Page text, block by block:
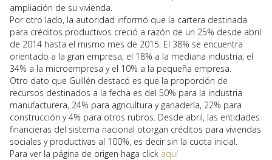
ampliación de su vivienda.
Por otro lado, la autoridad informó que la cartera destinada
para créditos productivos creció a razón de un 25% desde abril
de 2014 hasta el mismo mes de 2015. El 38% se encuentra
orientado a la gran empresa, el 18% a la mediana industria; el
34% a la microempresa y el 10% a la pequeña empresa.
Otro dato que Guillén destacó es que la proporción de
recursos destinados a la fecha es del 50% para la industria
manufacturera, 24% para agricultura y ganadería, 22% para
construcción y 4% para otros rubros. Desde abril, las entidades
financieras del sistema nacional otorgan créditos para viviendas
sociales y productivas al 100%, es decir sin la cuota inicial.
Para ver la página de origen haga click aquí